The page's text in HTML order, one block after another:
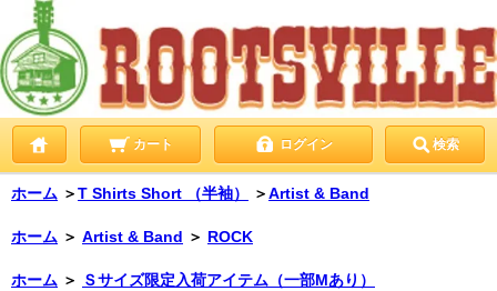
カート ログイン 検索
ホーム ＞T Shirts Short （半袖） ＞Artist & Band
ホーム ＞ Artist & Band ＞ ROCK
ホーム ＞ Ｓサイズ限定入荷アイテム（一部Mあり）